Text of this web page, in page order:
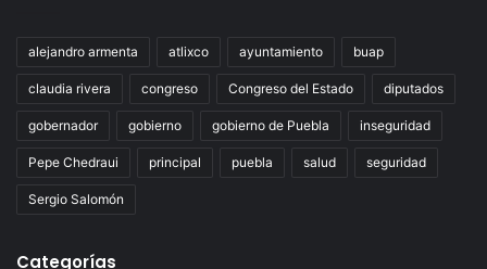
alejandro armenta atlixco ayuntamiento buap
claudia rivera congreso Congreso del Estado diputados
gobernador gobierno gobierno de Puebla inseguridad
Pepe Chedraui principal puebla salud seguridad
Sergio Salomón
Categorías